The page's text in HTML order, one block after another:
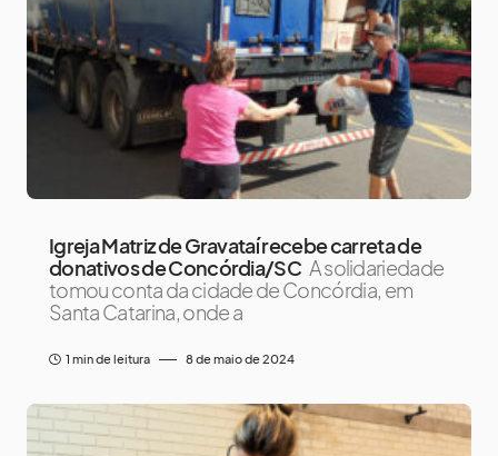
Igreja Matriz de Gravataí recebe carreta de
donativos de Concórdia/SC A solidariedade
tomou conta da cidade de Concórdia, em
Santa Catarina, onde a
1 min de leitura 8 de maio de 2024